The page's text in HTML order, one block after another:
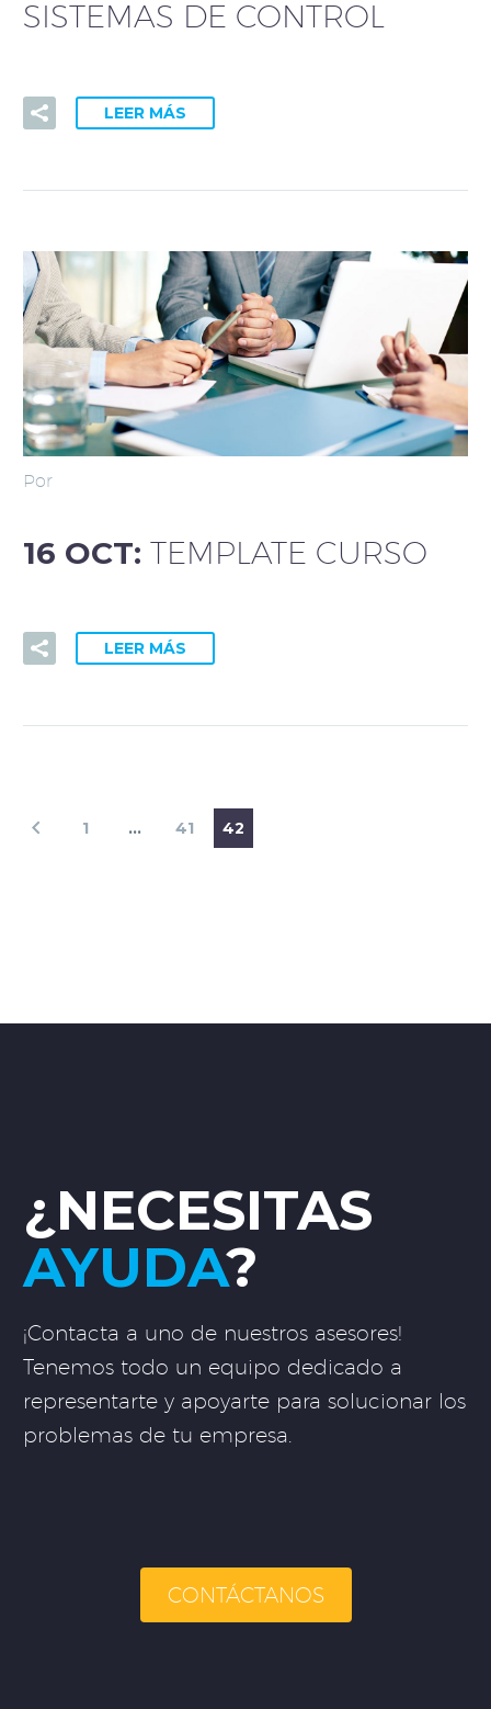
SISTEMAS DE CONTROL
LEER MÁS
Por
16 OCT: TEMPLATE CURSO
LEER MÁS
1 … 41 42
¿NECESITAS
AYUDA?
¡Contacta a uno de nuestros asesores!
Tenemos todo un equipo dedicado a
representarte y apoyarte para solucionar los
problemas de tu empresa.
CONTÁCTANOS